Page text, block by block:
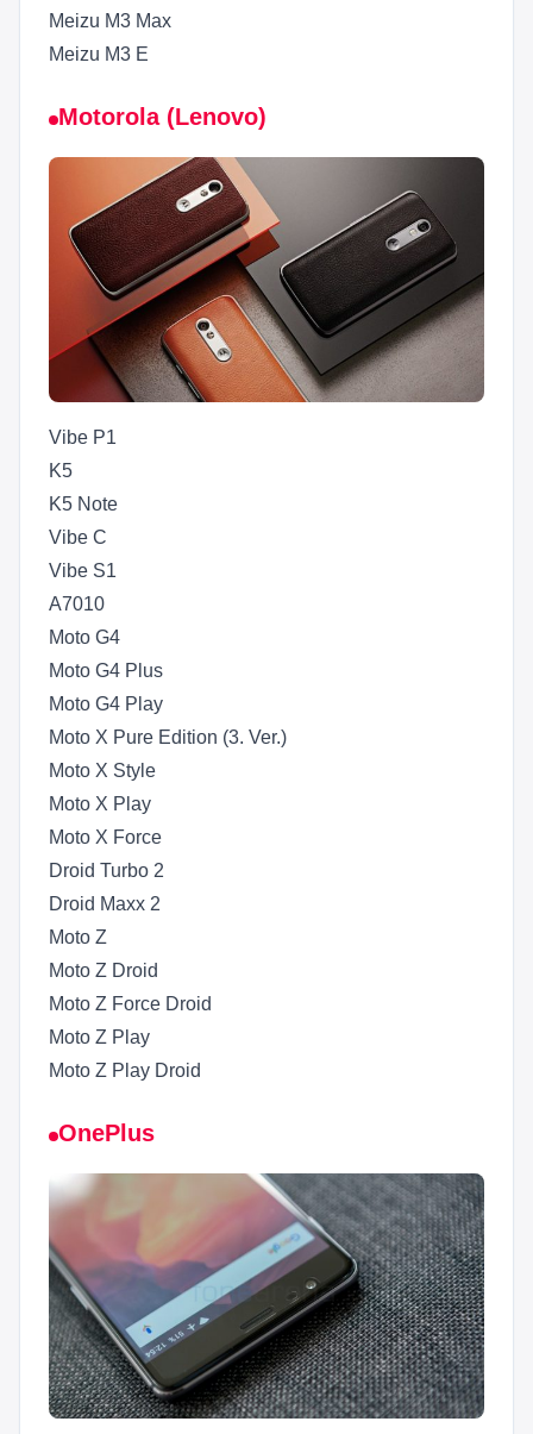
Meizu M3 Max
Meizu M3 E
Motorola (Lenovo)
Vibe P1
K5
K5 Note
Vibe C
Vibe S1
A7010
Moto G4
Moto G4 Plus
Moto G4 Play
Moto X Pure Edition (3. Ver.)
Moto X Style
Moto X Play
Moto X Force
Droid Turbo 2
Droid Maxx 2
Moto Z
Moto Z Droid
Moto Z Force Droid
Moto Z Play
Moto Z Play Droid
OnePlus